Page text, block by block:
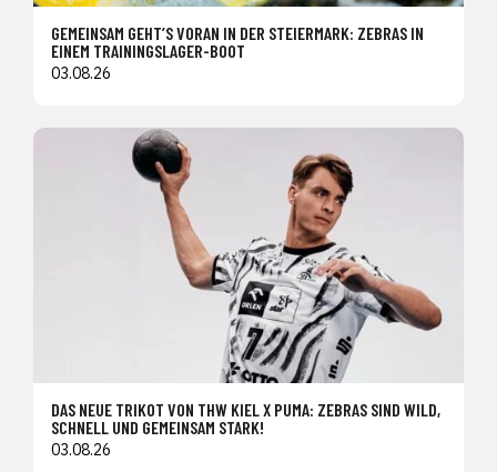
GEMEINSAM GEHT’S VORAN IN DER STEIERMARK: ZEBRAS IN
EINEM TRAININGSLAGER-BOOT
03.08.26
DAS NEUE TRIKOT VON THW KIEL X PUMA: ZEBRAS SIND WILD,
SCHNELL UND GEMEINSAM STARK!
03.08.26